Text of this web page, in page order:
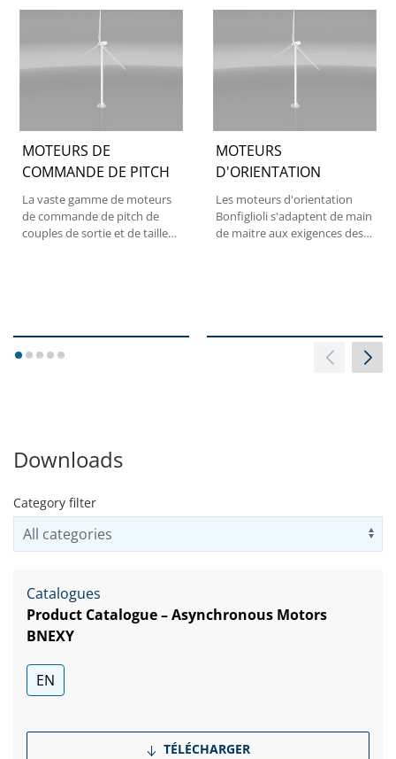
MOTEURS DE
COMMANDE DE PITCH
La vaste gamme de moteurs
de commande de pitch de
couples de sortie et de tailles
MOTEURS
D'ORIENTATION
Les moteurs d'orientation
Bonfiglioli s'adaptent de main
de maitre aux exigences des
12345
Downloads
Category filter
Catalogues
Product Catalogue – Asynchronous Motors
BNEXY
EN
TÉLÉCHARGER